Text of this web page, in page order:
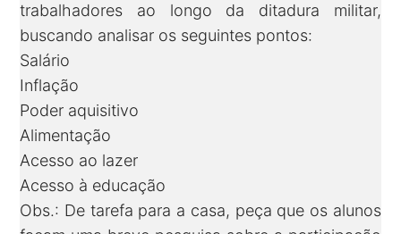
trabalhadores ao longo da ditadura militar,
buscando analisar os seguintes pontos:
Salário
Inflação
Poder aquisitivo
Alimentação
Acesso ao lazer
Acesso à educação
Obs.: De tarefa para a casa, peça que os alunos